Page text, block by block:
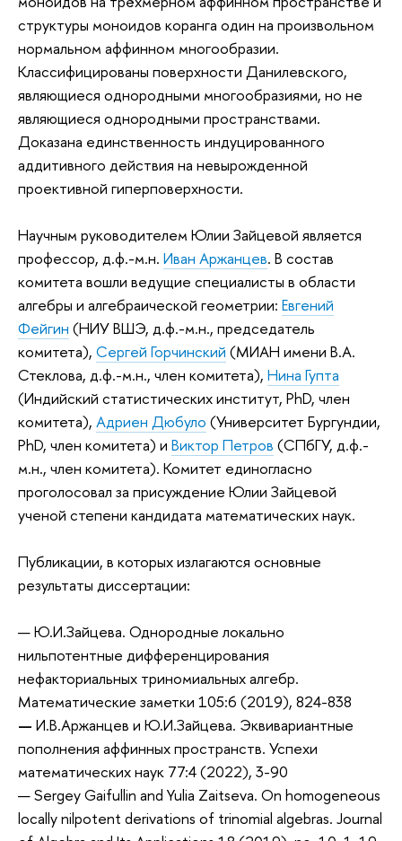
структуры моноидов коранга один на произвольном
нормальном аффинном многообразии.
Классифицированы поверхности Данилевского,
являющиеся однородными многообразиями, но не
являющиеся однородными пространствами.
Доказана единственность индуцированного
аддитивного действия на невырожденной
проективной гиперповерхности.
Научным руководителем Юлии Зайцевой является
профессор, д.ф.-м.н. Иван Аржанцев. В состав
комитета вошли ведущие специалисты в области
алгебры и алгебраической геометрии: Евгений
Фейгин (НИУ ВШЭ, д.ф.-м.н., председатель
комитета), Сергей Горчинский (МИАН имени В.А.
Стеклова, д.ф.-м.н., член комитета), Нина Гупта
(Индийский статистических институт, PhD, член
комитета), Адриен Дюбуло (Университет Бургундии,
PhD, член комитета) и Виктор Петров (СПбГУ, д.ф.-
м.н., член комитета). Комитет единогласно
проголосовал за присуждение Юлии Зайцевой
ученой степени кандидата математических наук.
Публикации, в которых излагаются основные
результаты диссертации:
— Ю.И.Зайцева. Однородные локально
нильпотентные дифференцирования
нефакториальных триномиальных алгебр.
Математические заметки 105:6 (2019), 824-838
— И.В.Аржанцев и Ю.И.Зайцева. Эквивариантные
пополнения аффинных пространств. Успехи
математических наук 77:4 (2022), 3-90
— Sergey Gaifullin and Yulia Zaitseva. On homogeneous
locally nilpotent derivations of trinomial algebras. Journal